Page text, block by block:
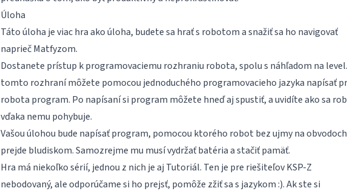
Úloha
Táto úloha je viac hra ako úloha, budete sa hrať s robotom a snažiť sa ho navigovať
naprieč Matfyzom.
Dostanete prístup k programovaciemu rozhraniu robota, spolu s náhľadom na
tomto rozhraní môžete pomocou jednoduchého programovacieho jazyka napísať
robota program. Po napísaní si program môžete hneď aj spustiť, a uvidíte ako sa
vďaka nemu pohybuje.
Vašou úlohou bude napísať program, pomocou ktorého robot bez ujmy na obvodoch
prejde bludiskom. Samozrejme mu musí vydržať batéria a stačiť pamäť.
Hra má niekoľko sérií, jednou z nich je aj Tutoriál. Ten je pre riešiteľov KSP-Z
nebodovaný, ale odporúčame si ho prejsť, pomôže zžiť sa s jazykom :). Ak ste si